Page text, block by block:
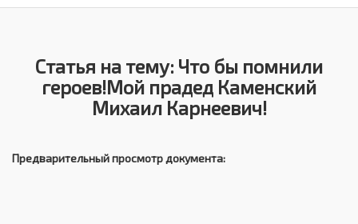
Статья на тему: Что бы помнили
героев!Мой прадед Каменский
Михаил Карнеевич!
Предварительный просмотр документа: